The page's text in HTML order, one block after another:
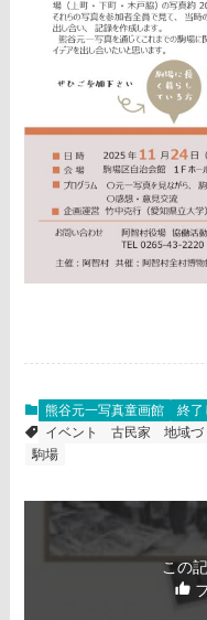
熊谷元一写真童画館
終了
イベント
古民家 地域づ
駒場
この